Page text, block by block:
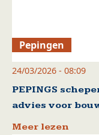
Pepingen
24/03/2026 - 08:09
PEPINGS
advies voor
Meer lezen